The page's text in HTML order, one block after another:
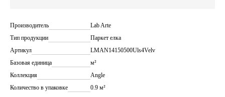
Производитель
Lab Arte
Тип продукции
Паркет елка
Артикул
LMAN14150500Uls4Velv
Базовая единица
м²
Коллекция
Angle
Количество в упаковке
0.9 м²